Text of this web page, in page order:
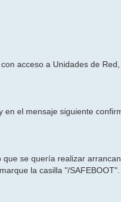
acceso a Unidades de
en el mensaje siguiente
se quería realizar
la casilla "/